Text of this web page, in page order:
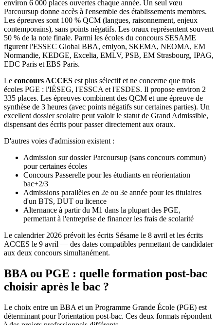
environ 6 000 places ouvertes chaque année. Un seul vœu
Parcoursup donne accès à l'ensemble des établissements membres.
Les épreuves sont 100 % QCM (langues, raisonnement, enjeux
contemporains), sans points négatifs. Les oraux représentent souvent
50 % de la note finale. Parmi les écoles du concours SESAME
figurent l'ESSEC Global BBA, emlyon, SKEMA, NEOMA, EM
Normandie, KEDGE, Excelia, EMLV, PSB, EM Strasbourg, IPAG,
EDC Paris et EBS Paris.
Le concours ACCES est plus sélectif et ne concerne que trois
écoles PGE : l'IÉSEG, l'ESSCA et l'ESDES. Il propose environ 2
335 places. Les épreuves combinent des QCM et une épreuve de
synthèse de 3 heures (avec points négatifs sur certaines parties). Un
excellent dossier scolaire peut valoir le statut de Grand Admissible,
dispensant des écrits pour passer directement aux oraux.
D'autres voies d'admission existent :
Admission sur dossier Parcoursup (sans concours commun)
pour certaines écoles
Concours Passerelle pour les étudiants en réorientation
bac+2/3
Admissions parallèles en 2e ou 3e année pour les titulaires
d'un BTS, DUT ou licence
Alternance à partir du M1 dans la plupart des PGE,
permettant à l'entreprise de financer les frais de scolarité
Le calendrier 2026 prévoit les écrits Sésame le 8 avril et les écrits
ACCES le 9 avril — des dates compatibles permettant de candidater
aux deux concours simultanément.
BBA ou PGE : quelle formation post-bac
choisir après le bac ?
Le choix entre un BBA et un Programme Grande École (PGE) est
déterminant pour l'orientation post-bac. Ces deux formats répondent